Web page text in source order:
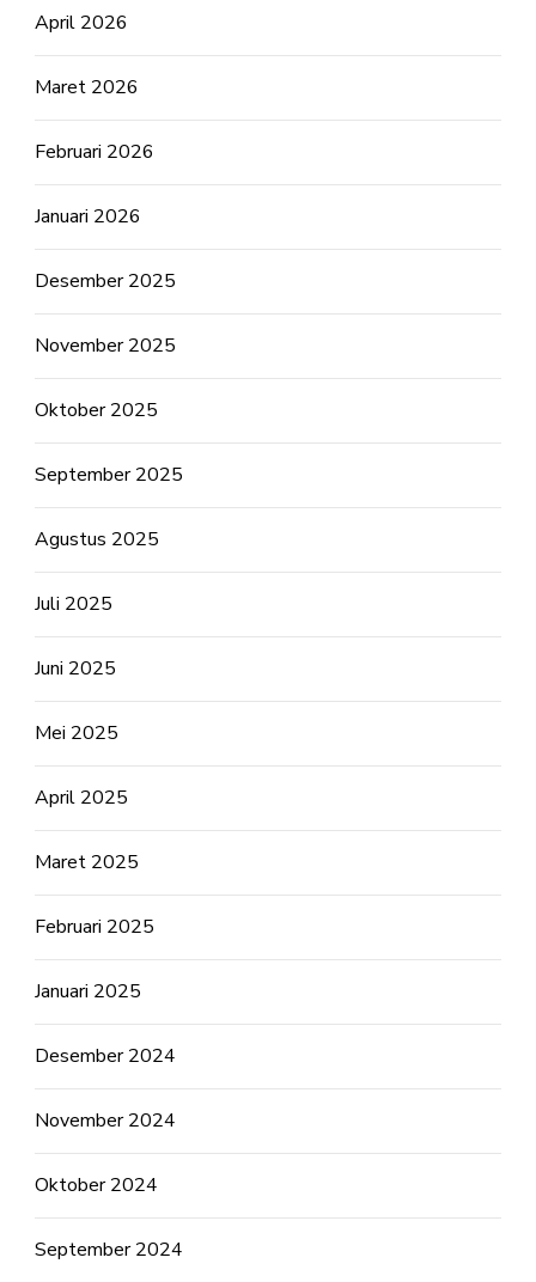
April 2026
Maret 2026
Februari 2026
Januari 2026
Desember 2025
November 2025
Oktober 2025
September 2025
Agustus 2025
Juli 2025
Juni 2025
Mei 2025
April 2025
Maret 2025
Februari 2025
Januari 2025
Desember 2024
November 2024
Oktober 2024
September 2024